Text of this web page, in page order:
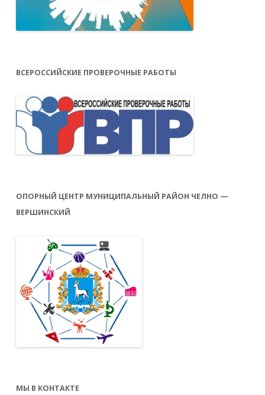
ВСЕРОССИЙСКИЕ ПРОВЕРОЧНЫЕ РАБОТЫ
ОПОРНЫЙ ЦЕНТР МУНИЦИПАЛЬНЫЙ РАЙОН ЧЕЛНО —
ВЕРШИНСКИЙ
МЫ В КОНТАКТЕ